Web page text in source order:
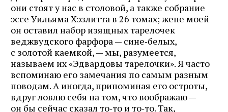
они стоят у нас в столовой, а также собрание
эссе Уильяма Хэзлитта в 26 томах; жене моей
он оставил набор изящных тарелочек
веджвудского фарфора — сине‑белых,
с золотой каемкой, — мы, разумеется,
называем их «Эдвардовы тарелочки». Я часто
вспоминаю его замечания по самым разным
поводам. А иногда, припоминая его остроты,
вдруг ловлю себя на том, что воображаю —
он бы сейчас сказал то‑то и то‑то. Так,